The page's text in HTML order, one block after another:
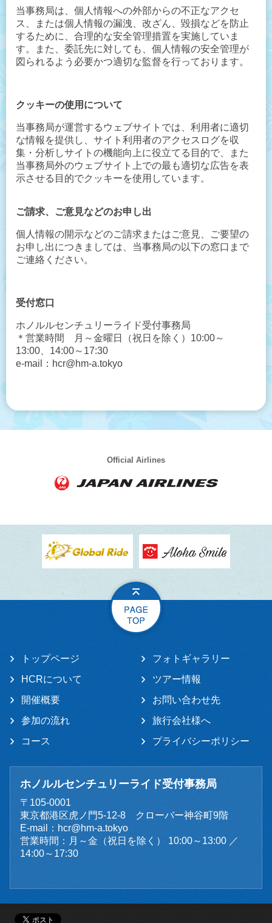
当事務局は、個人情報への外部からの不正なアクセ
ス、または個人情報の漏洩、改ざん、毀損などを防止
するために、合理的な安全管理措置を実施していま
す。また、委託先に対しても、個人情報の安全管理が
図られるよう必要かつ適切な監督を行っております。
クッキーの使用について
当事務局が運営するウェブサイトでは、利用者に適切
な情報を提供し、サイト利用者のアクセスログを収
集・分析しサイトの機能向上に役立てる目的で、また
当事務局外のウェブサイト上での最も適切な広告を表
示させる目的でクッキーを使用しています。
ご請求、ご意見などのお申し出
個人情報の開示などのご請求またはご意見、ご要望の
お申し出につきましては、当事務局の以下の窓口まで
ご連絡ください。
受付窓口
ホノルルセンチュリーライド受付事務局
＊営業時間 月～金曜日（祝日を除く）10:00～
13:00、14:00～17:30
e-mail： hcr@hm-a.tokyo
Official Airlines
トップページ
HCRについて
開催概要
参加の流れ
コース
フォトギャラリー
ツアー情報
お問い合わせ先
旅行会社様へ
プライバシーポリシー
ホノルルセンチュリーライド受付事務局
〒105-0001
東京都港区虎ノ門5-12-8 クローバー神谷町9階
E-mail： hcr@hm-a.tokyo
営業時間：月～金（祝日を除く） 10:00～13:00 ／
14:00～17:30